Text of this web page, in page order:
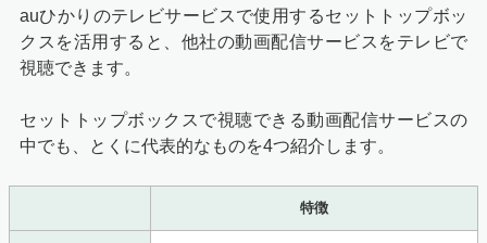
auひかりのテレビサービスで使用するセットトップボッ
クスを活用すると、他社の動画配信サービスをテレビで
視聴できます。
セットトップボックスで視聴できる動画配信サービスの
中でも、とくに代表的なものを4つ紹介します。
特徴